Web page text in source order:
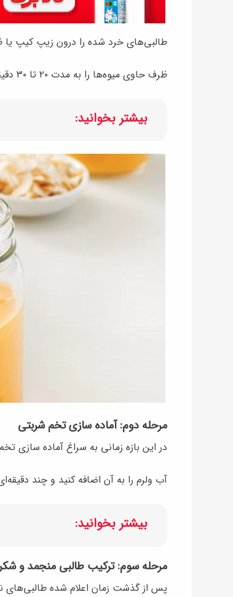
طالبی‌های خرد شده را درون زیپ کیپ یا
ظرف حاوی میوه‌ها را به مدت ۲۰ تا ۳۰ دقیقه درون فریزر قرار دهید.
بیشتر بخوانید:
مرحله دوم: آماده سازی تخم شربتی
در این بازه زمانی به سراغ آماده سازی
آب ولرم را به آن اضافه کنید و چند
بیشتر بخوانید:
مرحله سوم: ترکیب طالبی منجمد و
پس از گذشت زمان اعلام شده طالبی‌های